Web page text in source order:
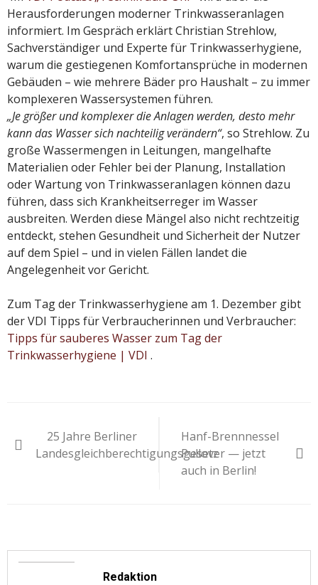
Herausforderungen moderner Trinkwasseranlagen
informiert. Im Gespräch erklärt Christian Strehlow,
Sachverständiger und Experte für Trinkwasserhygiene,
warum die gestiegenen Komfortansprüche in modernen
Gebäuden – wie mehrere Bäder pro Haushalt – zu immer
komplexeren Wassersystemen führen.
„Je größer und komplexer die Anlagen werden, desto mehr
kann das Wasser sich nachteilig verändern“, so Strehlow. Zu
große Wassermengen in Leitungen, mangelhafte
Materialien oder Fehler bei der Planung, Installation
oder Wartung von Trinkwasseranlagen können dazu
führen, dass sich Krankheitserreger im Wasser
ausbreiten. Werden diese Mängel also nicht rechtzeitig
entdeckt, stehen Gesundheit und Sicherheit der Nutzer
auf dem Spiel – und in vielen Fällen landet die
Angelegenheit vor Gericht.
Zum Tag der Trinkwasserhygiene am 1. Dezember gibt
der VDI Tipps für Verbraucherinnen und Verbraucher:
Tipps für sauberes Wasser zum Tag der
Trinkwasserhygiene | VDI .
25 Jahre Berliner
Landesgleichberechtigungsgesetz
Hanf-Brennnessel
Pullover — jetzt
auch in Berlin!
Redaktion